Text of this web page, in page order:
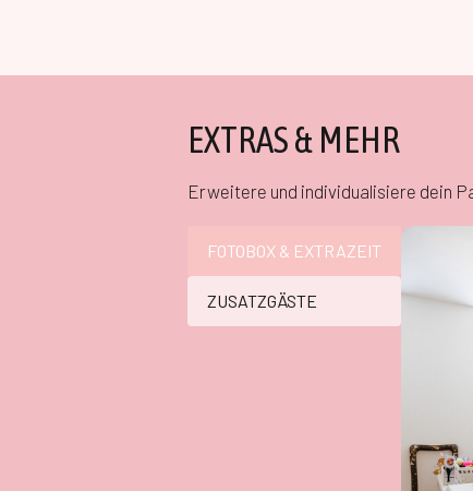
EXTRAS & MEHR
Erweitere und individualisiere dein
FOTOBOX & EXTRAZEIT
ZUSATZGÄSTE